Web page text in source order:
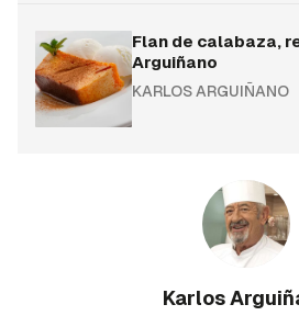
Flan de calabaza,
Arguiñano
KARLOS ARGUIÑANO
Karlos